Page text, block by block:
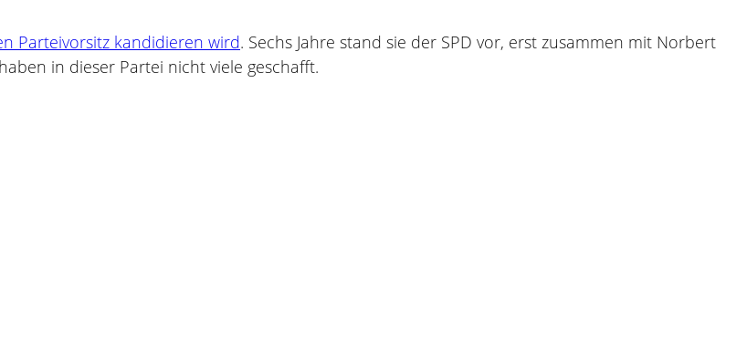
Parteivorsitz kandidieren wird. Sechs Jahre stand sie der SPD vor, erst zusammen mit Norbert
in dieser Partei nicht viele geschafft.